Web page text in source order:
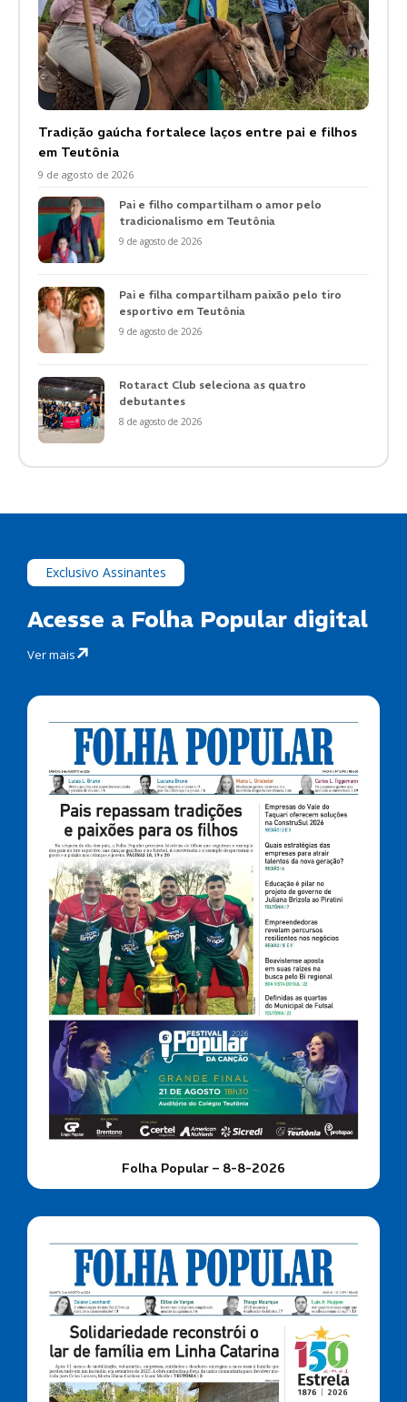
Tradição gaúcha fortalece laços entre pai e filhos
em Teutônia
9 de agosto de 2026
Pai e filho compartilham o amor pelo
tradicionalismo em Teutônia
9 de agosto de 2026
Pai e filha compartilham paixão pelo tiro
esportivo em Teutônia
9 de agosto de 2026
Rotaract Club seleciona as quatro
debutantes
8 de agosto de 2026
Exclusivo Assinantes
Acesse a Folha Popular digital
Ver mais
Folha Popular – 8-8-2026